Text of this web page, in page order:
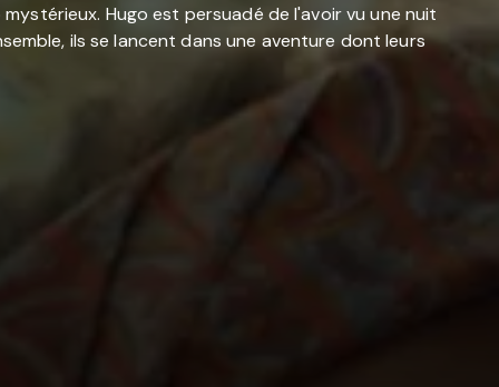
Hugo est persuadé de l'avoir vu une nuit
ils se lancent dans une aventure dont leurs